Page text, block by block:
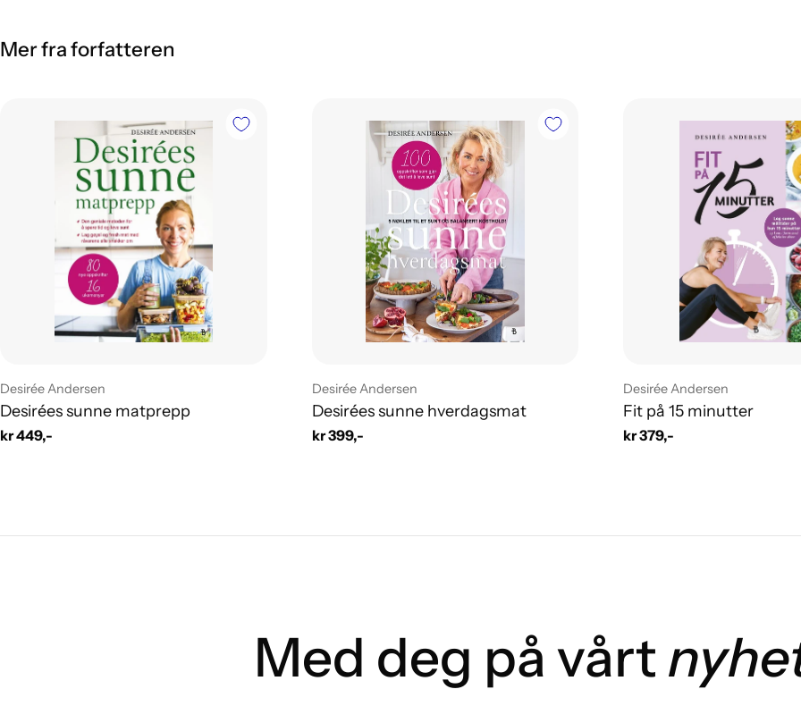
Mer fra forfatteren
Leverandør:
Desirée Andersen
Desirées sunne matprepp
Vanlig
kr 449,-
Leverandør:
Desirée Andersen
Desirées sunne hverdagsmat
Vanlig
kr 399,-
Leverandør:
Desirée Andersen
Fit på 15 minutter
Vanlig
kr 379,-
Med deg på vårt